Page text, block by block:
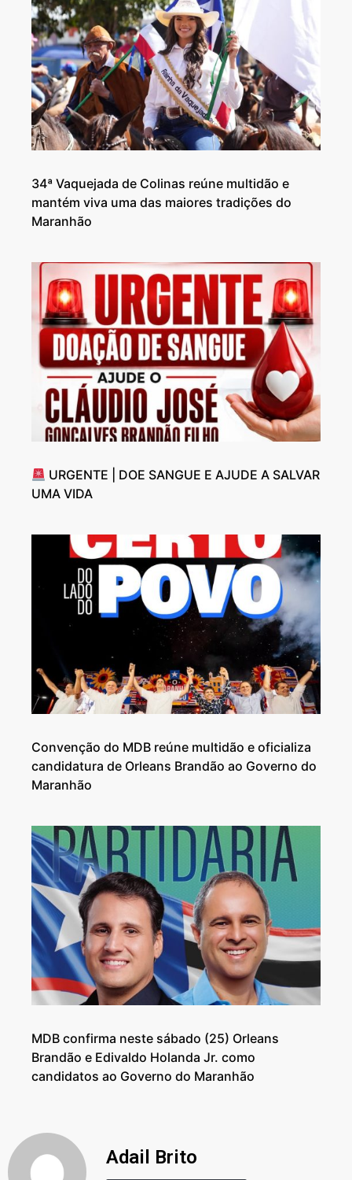
34ª Vaquejada de Colinas reúne multidão e
mantém viva uma das maiores tradições do
Maranhão
URGENTE | DOE SANGUE E AJUDE A SALVAR
UMA VIDA
Convenção do MDB reúne multidão e oficializa
candidatura de Orleans Brandão ao Governo do
Maranhão
MDB confirma neste sábado (25) Orleans
Brandão e Edivaldo Holanda Jr. como
candidatos ao Governo do Maranhão
Adail Brito